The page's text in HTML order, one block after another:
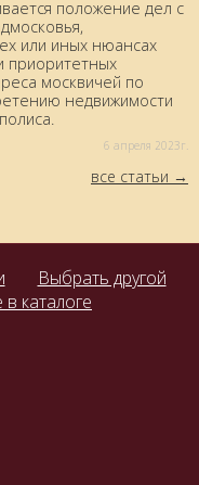
положение дел с
или иных нюансах
приоритетных
москвичей по
недвижимости
6 aпреля 2023г.
все статьи
Выбрать другой
каталоге